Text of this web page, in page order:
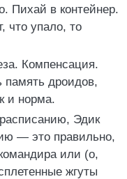
Пихай в контейнер.
что упало, то
Компенсация.
память дроидов,
и норма.
Эдик
— это правильно,
или (о,
жгуты